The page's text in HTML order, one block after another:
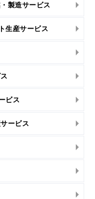
製造サービス
生産サービス
ビス
ービス